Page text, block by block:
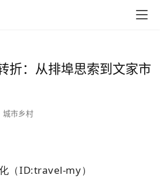
折：从排埠思索到文家市
城市乡村
（ID:travel-my）